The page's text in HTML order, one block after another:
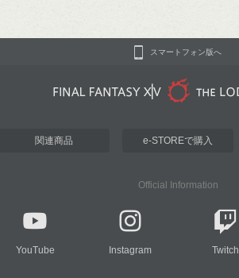
スマートフォン版へ
関連商品 e-STOREで購入
Official Information
YouTube Instagram Twitch